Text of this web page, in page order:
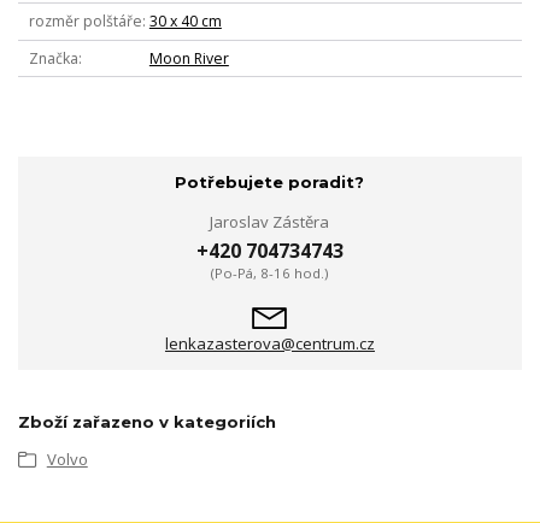
rozměr polštáře 30 x 40 cm
Značka
Moon River
Potřebujete poradit?
Jaroslav Zástěra
+420 704734743
(Po-Pá, 8-16 hod.)
lenkazasterova@centrum.cz
Zboží zařazeno v kategoriích
Volvo